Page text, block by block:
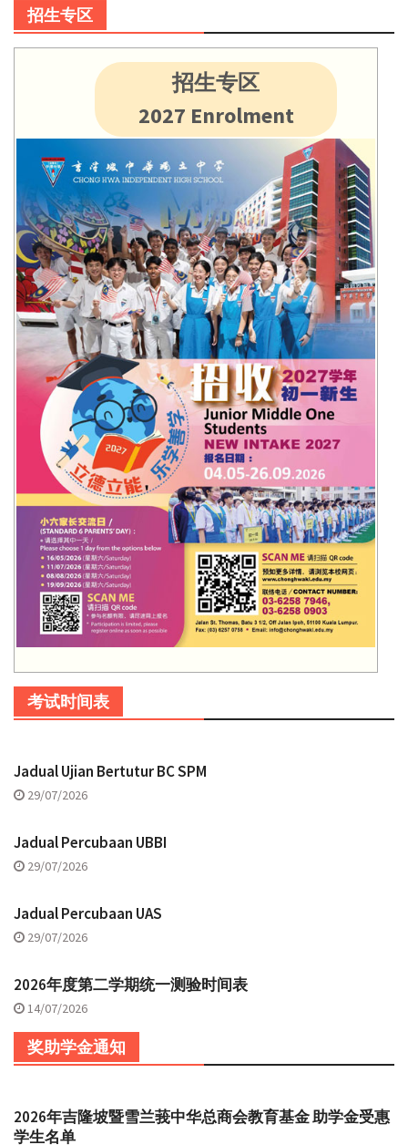
招生专区
招生专区
2027 Enrolment
考试时间表
Jadual Ujian Bertutur BC SPM
29/07/2026
Jadual Percubaan UBBI
29/07/2026
Jadual Percubaan UAS
29/07/2026
2026年度第二学期统一测验时间表
14/07/2026
奖助学金通知
2026年吉隆坡暨雪兰莪中华总商会教育基金 助学金受惠
学生名单